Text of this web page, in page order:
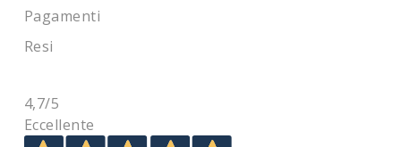
Pagamenti
Resi
4,7/5
Eccellente